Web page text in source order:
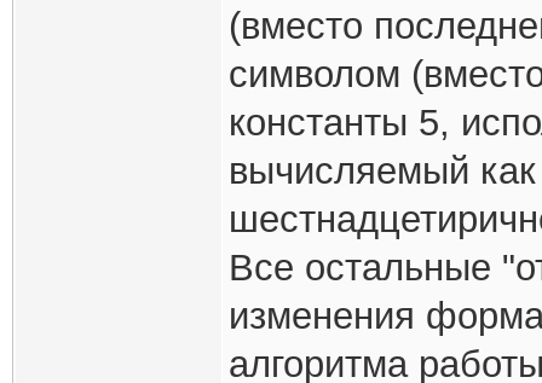
(вместо
символом
константы 5,
вычисляемый
Все остальные
изменения
алгоритма